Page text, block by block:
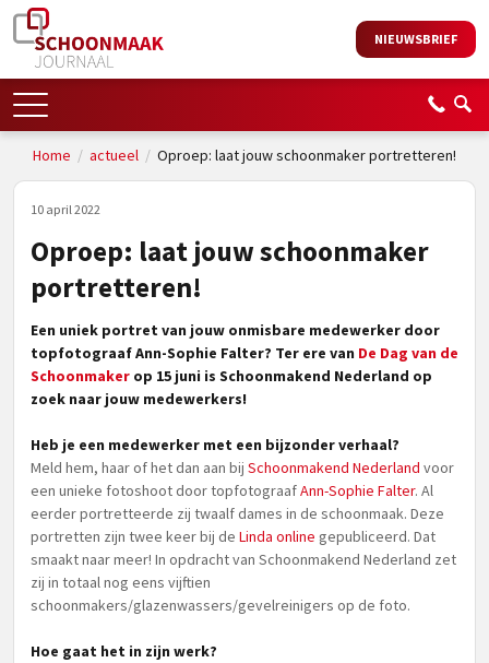
NIEUWSBRIEF
Home / actueel / Oproep: laat jouw schoonmaker portretteren!
10 april 2022
Oproep: laat jouw schoonmaker
portretteren!
Een uniek portret van jouw onmisbare medewerker door
topfotograaf Ann-Sophie Falter? Ter ere van De Dag van de
Schoonmaker op 15 juni is Schoonmakend Nederland op
zoek naar jouw medewerkers!
Heb je een medewerker met een bijzonder verhaal?
Meld hem, haar of het dan aan bij Schoonmakend Nederland voor
een unieke fotoshoot door topfotograafAnn-Sophie Falter. Al
eerder portretteerde zij twaalf dames in de schoonmaak. Deze
portretten zijn twee keer bij de Linda online gepubliceerd. Dat
smaakt naar meer! In opdracht van Schoonmakend Nederland zet
zij in totaal nog eens vijftien
schoonmakers/glazenwassers/gevelreinigers op de foto.
Hoe gaat het in zijn werk?